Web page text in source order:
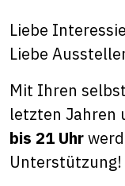
Liebe
Liebe
Mit Ihren
letzten Jahren
bis 21 Uhr
Unterstützung!